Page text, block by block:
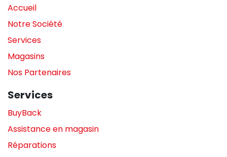
Accueil
Notre Société
Services
Magasins
Nos Partenaires
Services
BuyBack
Assistance en magasin
Réparations